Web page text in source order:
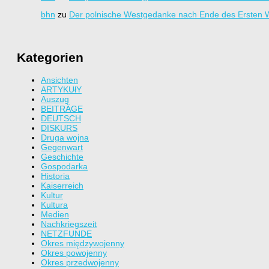
bhn zu Der polnische Westgedanke nach Ende des Ersten
Kategorien
Ansichten
ARTYKUłY
Auszug
BEITRÄGE
DEUTSCH
DISKURS
Druga wojna
Gegenwart
Geschichte
Gospodarka
Historia
Kaiserreich
Kultur
Kultura
Medien
Nachkriegszeit
NETZFUNDE
Okres międzywojenny
Okres powojenny
Okres przedwojenny